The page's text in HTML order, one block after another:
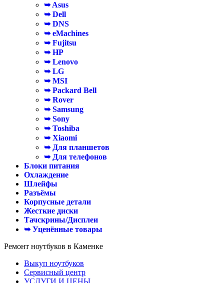
➥ Asus
➥ Dell
➥ DNS
➥ eMachines
➥ Fujitsu
➥ HP
➥ Lenovo
➥ LG
➥ MSI
➥ Packard Bell
➥ Rover
➥ Samsung
➥ Sony
➥ Toshiba
➥ Xiaomi
➥ Для планшетов
➥ Для телефонов
Блоки питания
Охлаждение
Шлейфы
Разъёмы
Корпусные детали
Жесткие диски
Тачскрины/Дисплеи
➥ Уценённые товары
Ремонт ноутбуков в Каменке
Выкуп ноутбуков
Сервисный центр
УСЛУГИ И ЦЕНЫ